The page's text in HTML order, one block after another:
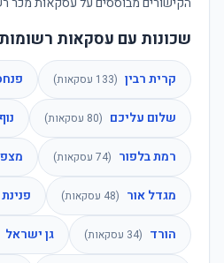
שכונות עם עסקאות
קרית רבין (
133 עסקאות)
שלום עליכם (
80 עסקאות)
רמת בלפור (
74 עסקאות)
מגדל אור (
48 עסקאות)
הורד (
34 עסקאות) גן ישראל